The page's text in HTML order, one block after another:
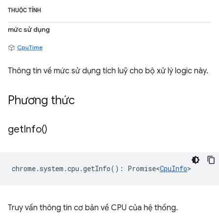
THUỘC TÍNH
mức sử dụng
CpuTime
Thông tin về mức sử dụng tích luỹ cho bộ xử lý logic này.
Phương thức
getInfo()
chrome. system .cpu .getInfo() : Promise<CpuInfo>
Truy vấn thông tin cơ bản về CPU của hệ thống.